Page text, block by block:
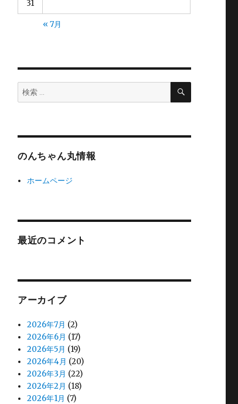
31
« 7月
検
索:
検
のんちゃん丸情報
ホームページ
最近のコメント
アーカイブ
2026年7月 (2)
2026年6月 (17)
2026年5月 (19)
2026年4月 (20)
2026年3月 (22)
2026年2月 (18)
2026年1月 (7)